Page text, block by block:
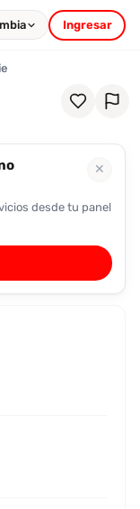
Ingresar
✕
desde tu panel